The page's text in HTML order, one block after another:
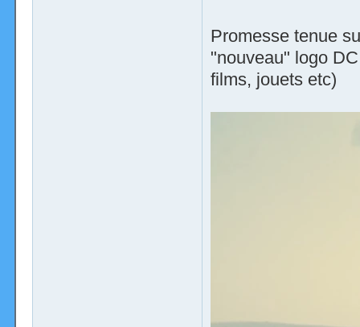
Promesse tenue
"nouveau" logo
films, jouets etc)